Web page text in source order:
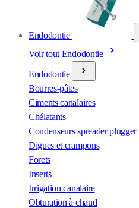
Endodontie
Voir tout Endodontie
Endodontie
Bourres-pâtes
Ciments canalaires
Chélatants
Condenseurs spreader plugger
Digues et crampons
Forets
Inserts
Irrigation canalaire
Obturation à chaud